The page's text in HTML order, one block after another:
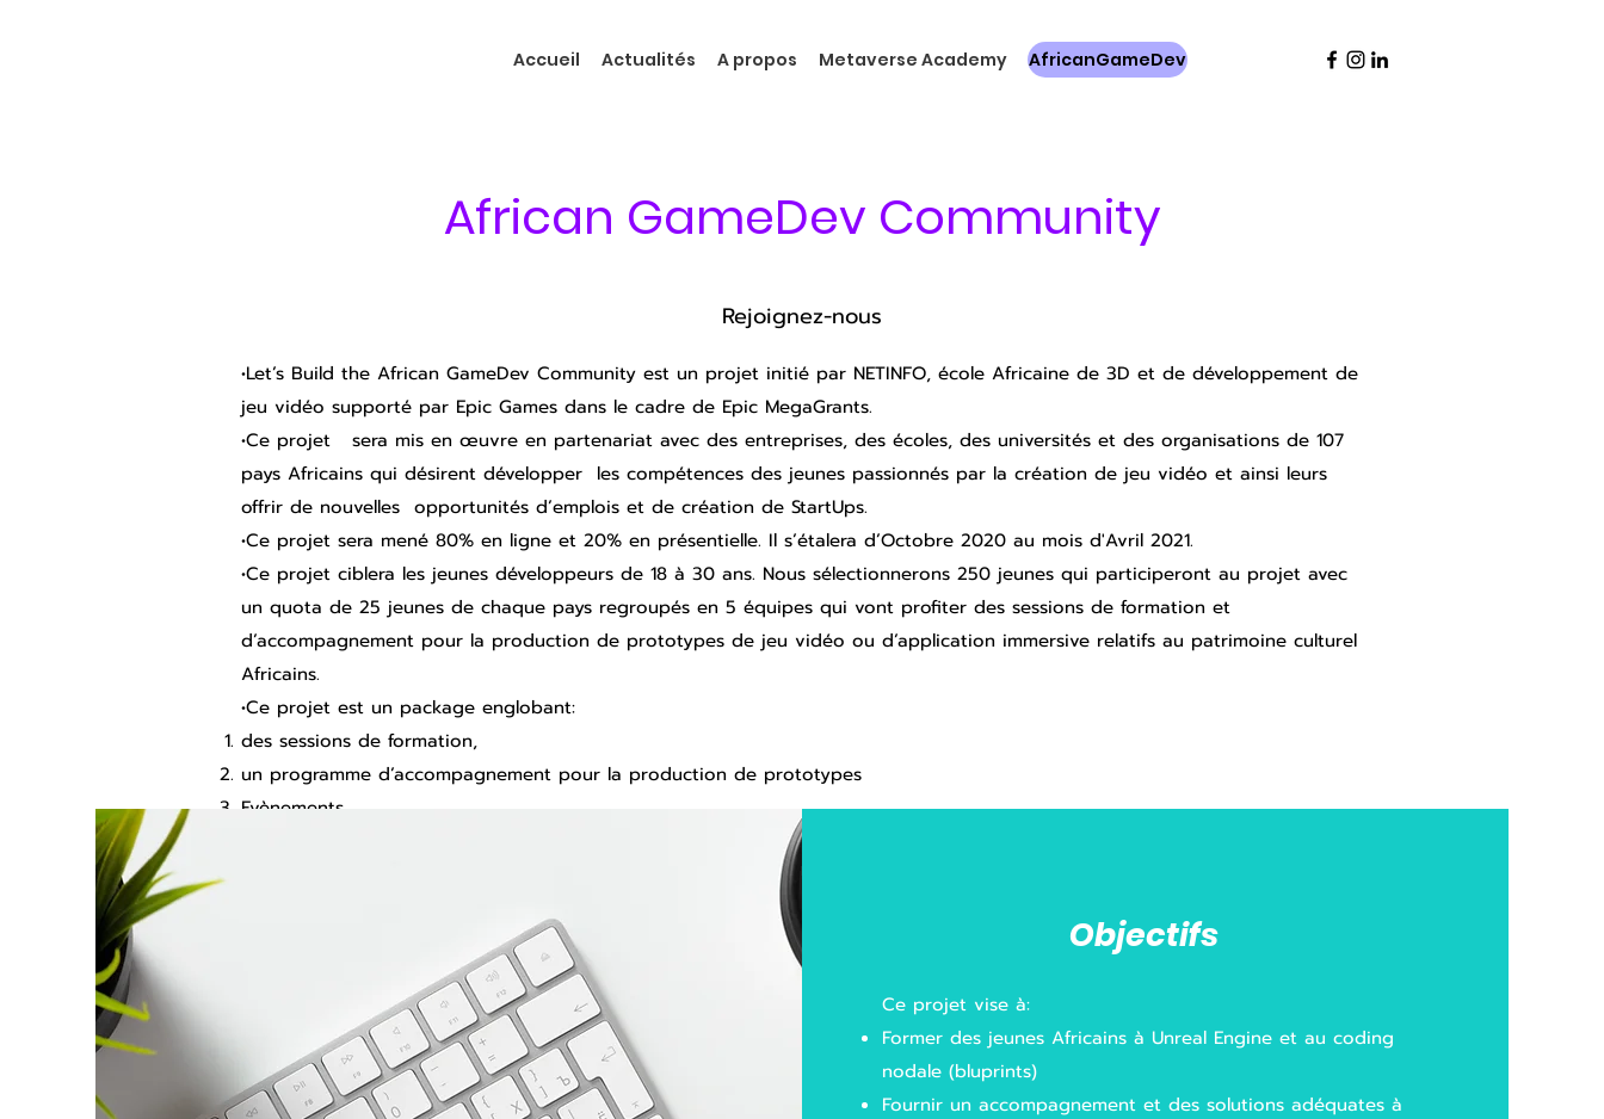
Accueil Actualités A propos Metaverse Academy AfricanGameDev
African GameDev Community
Rejoignez-nous
•Let’s Build the African GameDev Community est un projet initié par NETINFO, école Africaine de 3D et de développement de
jeu vidéo supporté par Epic Games dans le cadre de Epic MegaGrants.
•Ce projet sera mis en œuvre en partenariat avec des entreprises, des écoles, des universités et des organisations de 107
pays Africains qui désirent développer les compétences des jeunes passionnés par la création de jeu vidéo et ainsi leurs
offrir de nouvelles opportunités d’emplois et de création de StartUps.
•Ce projet sera mené 80% en ligne et 20% en présentielle. Il s’étalera d’Octobre 2020 au mois d'Avril 2021.
•Ce projet ciblera les jeunes développeurs de 18 à 30 ans. Nous sélectionnerons 250 jeunes qui participeront au projet avec
un quota de 25 jeunes de chaque pays regroupés en 5 équipes qui vont profiter des sessions de formation et
d’accompagnement pour la production de prototypes de jeu vidéo ou d’application immersive relatifs au patrimoine culturel
Africains.
•Ce projet est un package englobant:
des sessions de formation,
un programme d’accompagnement pour la production de prototypes
Evènements.
Objectifs
Ce projet vise à:
Former des jeunes Africains à Unreal Engine et au coding
nodale (bluprints)
Fournir un accompagnement et des solutions adéquates à